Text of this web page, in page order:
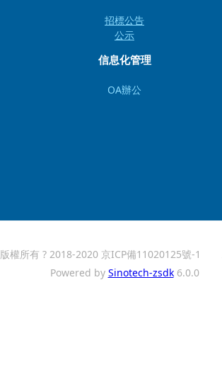
招標公告
公示
信息化管理
OA辦公
版權所有 ? 2018-2020 京ICP備11020125號-1
Powered by Sinotech-zsdk6.0.0